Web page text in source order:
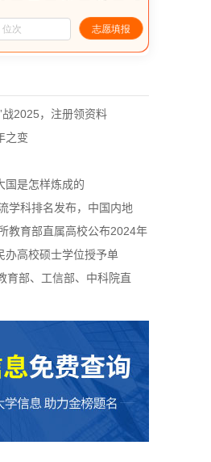
战2025，注册领资料
之变
国是怎样炼成的
学科排名发布，中国内地
教育部直属高校公布2024年
办高校硕士学位授予单
育部、工信部、中科院直